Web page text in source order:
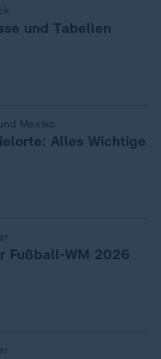
und Tabellen
Mexiko
Alles Wichtige
Fußball-WM 2026